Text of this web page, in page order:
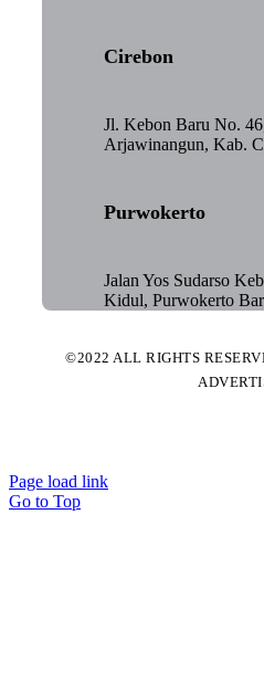
Cirebon
Jl. Kebon Baru No.
Arjawinangun, Kab.
Purwokerto
Jalan Yos Sudarso
Kidul, Purwokerto
©2022 ALL RIGHTS
Page load link
Go to Top